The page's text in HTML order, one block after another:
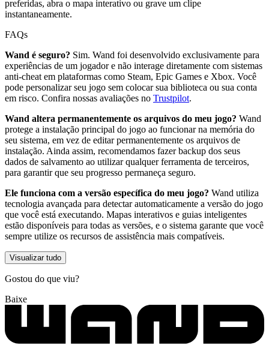
preferidas, abra o mapa interativo ou grave um clipe
instantaneamente.
FAQs
Wand é seguro? Sim. Wand foi desenvolvido exclusivamente para
experiências de um jogador e não interage diretamente com sistemas
anti-cheat em plataformas como Steam, Epic Games e Xbox. Você
pode personalizar seu jogo sem colocar sua biblioteca ou sua conta
em risco. Confira nossas avaliações no Trustpilot.
Wand altera permanentemente os arquivos do meu jogo? Wand
protege a instalação principal do jogo ao funcionar na memória do
seu sistema, em vez de editar permanentemente os arquivos de
instalação. Ainda assim, recomendamos fazer backup dos seus
dados de salvamento ao utilizar qualquer ferramenta de terceiros,
para garantir que seu progresso permaneça seguro.
Ele funciona com a versão específica do meu jogo? Wand utiliza
tecnologia avançada para detectar automaticamente a versão do jogo
que você está executando. Mapas interativos e guias inteligentes
estão disponíveis para todas as versões, e o sistema garante que você
sempre utilize os recursos de assistência mais compatíveis.
Visualizar tudo
Gostou do que viu?
Baixe